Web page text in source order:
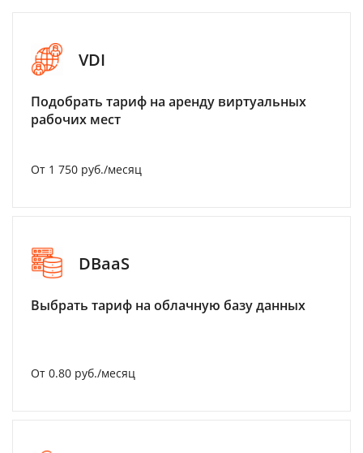
VDI
Подобрать тариф на аренду виртуальных
рабочих мест
От 1 750 руб./месяц
DBaaS
Выбрать тариф на облачную базу данных
От 0.80 руб./месяц